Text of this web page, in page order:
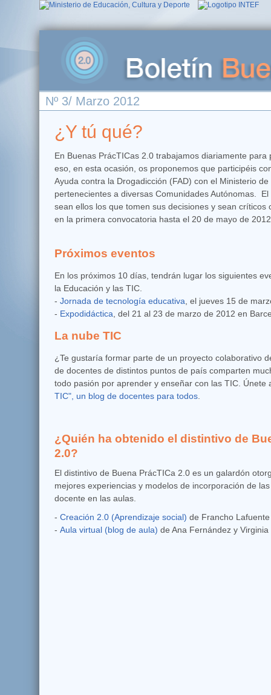
Nº 3/ Marzo 2012
¿Y tú qué?
En Buenas PrácTICas 2.0 trabajamos diariamente
eso, en esta ocasión, os proponemos que participéis
Ayuda contra la Drogadicción (FAD) con el Ministerio
pertenecientes a diversas Comunidades Autónomas.
sean ellos los que tomen sus decisiones y sean
en la primera convocatoria hasta el 20 de mayo de
Próximos eventos
En los próximos 10 días, tendrán lugar los siguientes
la Educación y las TIC.
- Jornada de tecnología educativa , el jueves 15 de
- Expodidáctica , del 21 al 23 de marzo de 2012 en
La nube TIC
¿Te gustaría formar parte de un proyecto colaborativo
de docentes de distintos puntos de país comparten
todo pasión por aprender y enseñar con las TIC. Únete
TIC", un blog de docentes para todos
¿Quién ha obtenido el distintivo de
2.0?
El distintivo de Buena PrácTICa 2.0 es un galardón
mejores experiencias y modelos de incorporación de
docente en las aulas.
- Creación 2.0 (Aprendizaje social) de Francho
- Aula virtual (blog de aula) de Ana Fernández y